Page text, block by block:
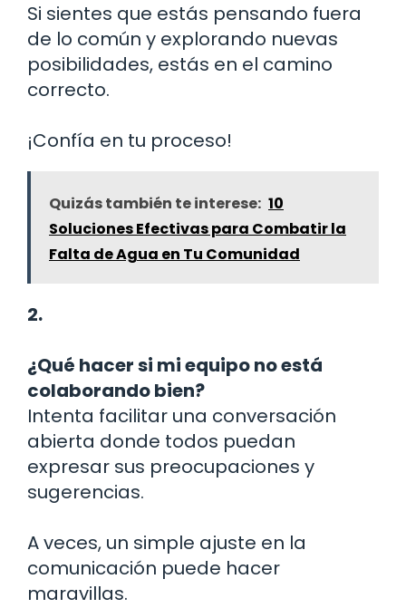
Si sientes que estás pensando fuera
de lo común y explorando nuevas
posibilidades, estás en el camino
correcto.
¡Confía en tu proceso!
Quizás también te interese: 10
Soluciones Efectivas para Combatir la
Falta de Agua en Tu Comunidad
2.
¿Qué hacer si mi equipo no está
colaborando bien?
Intenta facilitar una conversación
abierta donde todos puedan
expresar sus preocupaciones y
sugerencias.
A veces, un simple ajuste en la
comunicación puede hacer
maravillas.